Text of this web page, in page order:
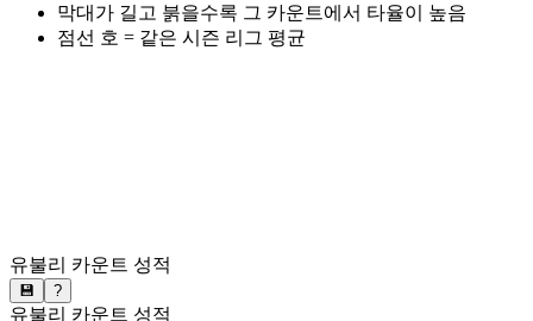
막대가 길고 붉을수록 그 카운트에서 타율이 높음
점선 호 = 같은 시즌 리그 평균
유불리 카운트 성적
💾 ?
유불리 카운트 성적